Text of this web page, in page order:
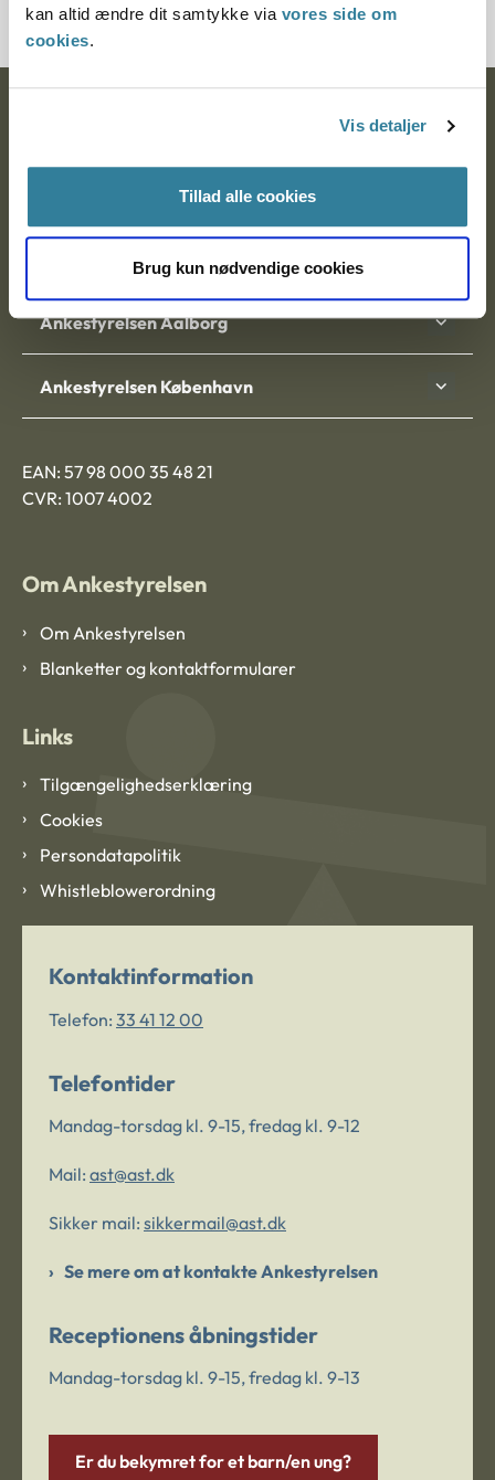
kan altid ændre dit samtykke via vores side om
cookies.
Vis detaljer
Tillad alle cookies
Brug kun nødvendige cookies
Postadresse:
9000 Aalborg
Ankestyrelsen Aalborg
Ankestyrelsen København
EAN: 57 98 000 35 48 21
CVR: 1007 4002
Om Ankestyrelsen
Om Ankestyrelsen
Blanketter og kontaktformularer
Links
Tilgængelighedserklæring
Cookies
Persondatapolitik
Whistleblowerordning
Kontaktinformation
Telefon: 33 41 12 00
Telefontider
Mandag-torsdag kl. 9-15, fredag kl. 9-12
Mail: ast@ast.dk
Sikker mail: sikkermail@ast.dk
Se mere om at kontakte Ankestyrelsen
Receptionens åbningstider
Mandag-torsdag kl. 9-15, fredag kl. 9-13
Er du bekymret for et barn/en ung?